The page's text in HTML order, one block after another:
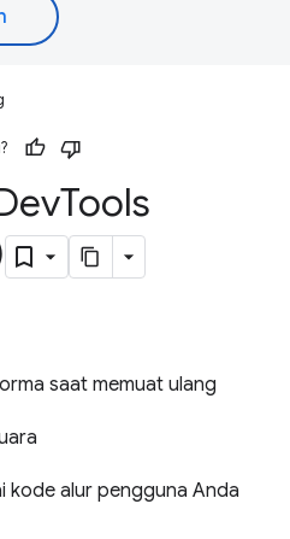
Tools
saat memuat ulang
kode alur pengguna Anda